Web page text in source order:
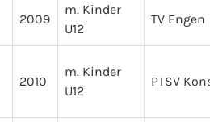
2009
m. Kinder
U12
TV Engen
2010
m. Kinder
U12
PTSV